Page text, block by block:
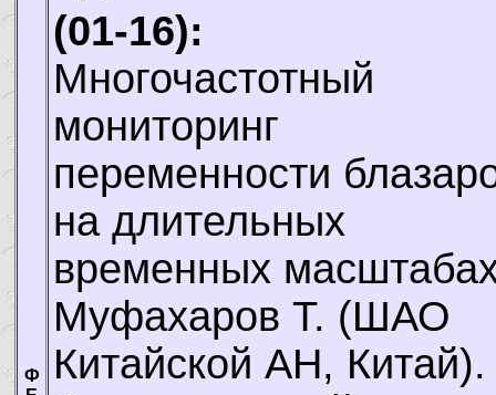
Ф
(01-16):
Многочастотный
мониторинг
переменности
на длительных
временных
Муфахаров Т. (ШАО
Китайской АН, Китай).